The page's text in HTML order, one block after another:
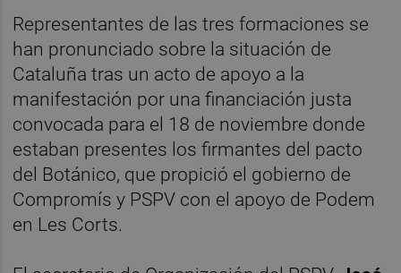
Representantes de las tres formaciones se
han pronunciado sobre la situación de
Cataluña tras un acto de apoyo a la
manifestación por una financiación justa
convocada para el 18 de noviembre donde
estaban presentes los firmantes del pacto
del Botánico, que propició el gobierno de
Compromís y PSPV con el apoyo de Podem
en Les Corts.